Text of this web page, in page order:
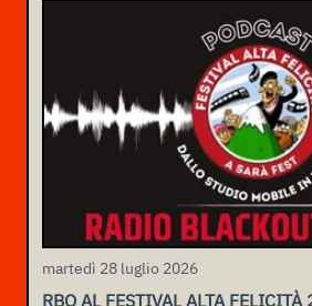
martedì 28 luglio 2026
RBO AL FESTIVAL ALTA